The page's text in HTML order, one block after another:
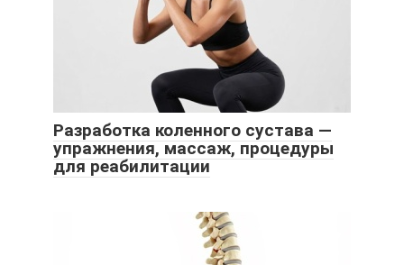
Разработка коленного сустава —
упражнения, массаж, процедуры
для реабилитации